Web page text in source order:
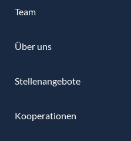
Team
Über uns
Stellenangebote
Kooperationen